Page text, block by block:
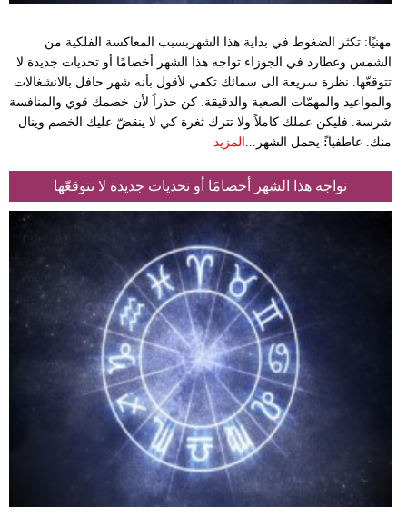
مهنيًا: تكثر الضغوط في بداية هذا الشهربسبب المعاكسة الفلكية من
الشمس وعطارد في الجوزاء تواجه هذا الشهر أخصامًا أو تحديات جديدة لا
تتوقعّها. نظرة سريعة الى سمائك تكفي لأقول بأنه شهر حافل بالانشغالات
والمواعيد والمهمّات الصعبة والدقيقة. كن حذراً لأن خصمك قوي والمنافسة
شرسة. فليكن عملك كاملاً ولا تترك ثغرة كي لا ينقضّ عليك الخصم وينال
منك. عاطفيا:ً يحمل الشهر...
المزيد
تواجه هذا الشهر أخصامًا أو تحديات جديدة لا تتوقعّها